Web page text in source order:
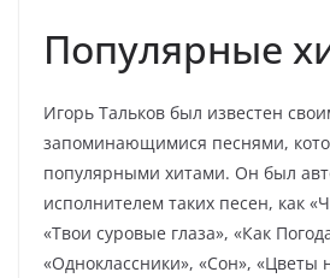
Популярные
Игорь Тальков был известен
запоминающимися песнями,
популярными хитами. Он был
исполнителем таких песен, как
«Твои суровые глаза», «Как
«Одноклассники», «Сон», «Цветы